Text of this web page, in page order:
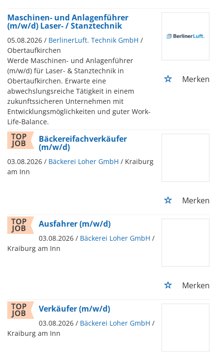
Maschinen- und Anlagenführer
(m/w/d) Laser- / Stanztechnik
05.08.2026 / BerlinerLuft. Technik GmbH /
Obertaufkirchen
Werde Maschinen- und Anlagenführer
(m/w/d) für Laser- & Stanztechnik in
Obertaufkirchen. Erwarte eine
abwechslungsreiche Tätigkeit in einem
zukunftssicheren Unternehmen mit
Entwicklungsmöglichkeiten und guter Work-
Life-Balance.
Merken
Bäckereifachverkäufer
(m/w/d)
03.08.2026 / Bäckerei Loher GmbH / Kraiburg
am Inn
Merken
Ausfahrer (m/w/d)
03.08.2026 / Bäckerei Loher GmbH /
Kraiburg am Inn
Merken
Verkäufer (m/w/d)
03.08.2026 / Bäckerei Loher GmbH /
Kraiburg am Inn